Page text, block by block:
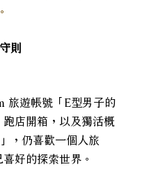
則
旅遊帳號「E型男子的
店開箱，以及獨活概
，仍喜歡一個人旅
好的探索世界。